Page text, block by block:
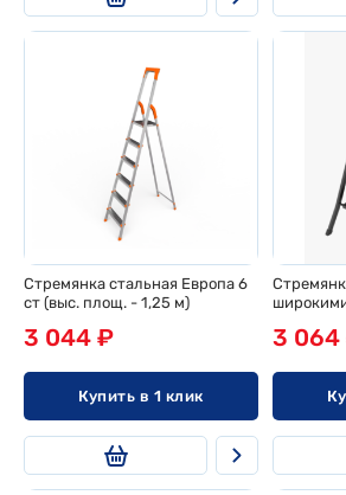
Стремянка стальная Европа 6
ст (выс. площ. - 1,25 м)
3 044 ₽
Купить в 1 клик
3 064